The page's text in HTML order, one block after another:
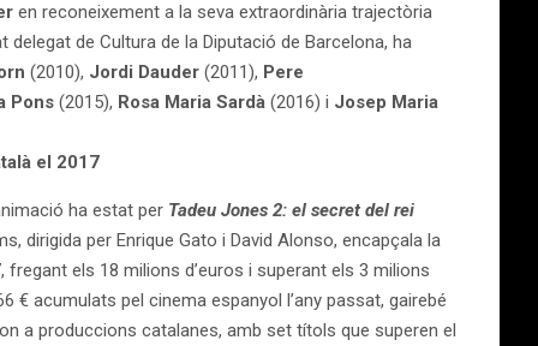
en reconeixement a la seva extraordinària trajectòria
de Cultura de la Diputació de Barcelona, ha
(2010), Jordi Dauder (2011), Pere
Pons (2015), Rosa Maria Sardà (2016) i Josep Maria
el 2017
ha estat per Tadeu Jones 2: el secret del rei
dirigida per Enrique Gato i David Alonso, encapçala la
fregant els 18 milions d’euros i superant els 3 milions
€ acumulats pel cinema espanyol l’any passat, gairebé
a produccions catalanes, amb set títols que superen el